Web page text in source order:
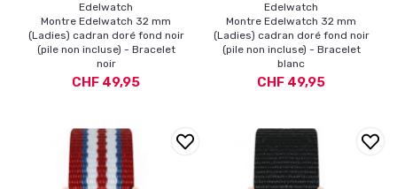
Edelwatch
Montre Edelwatch 32 mm
(Ladies) cadran doré fond noir
(pile non incluse) - Bracelet
noir
CHF 49,95
Edelwatch
Montre Edelwatch 32 mm
(Ladies) cadran doré fond noir
(pile non incluse) - Bracelet
blanc
CHF 49,95